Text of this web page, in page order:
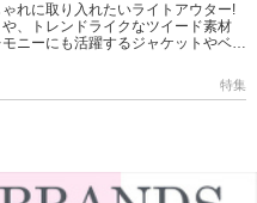
れに取り入れたいライトアウター!
、トレンドライクなツイード素材
ニーにも活躍するジャケットやベス
[…]
特集